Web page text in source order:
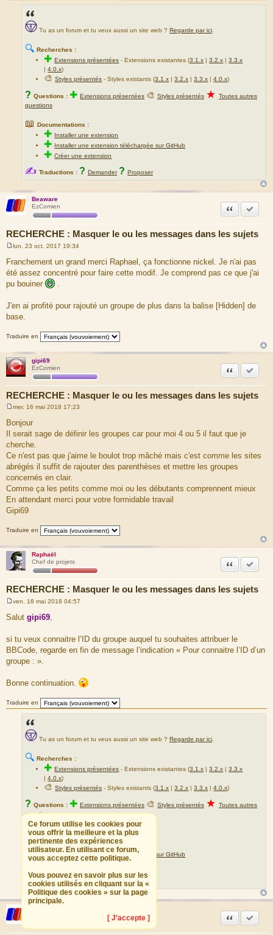
Tu as un forum et tu veux aussi un site web ? Regarde par ici.
🔍 Recherches :
✚Extensions présentées -Extensions existantes (3.1.x |3.2.x |3.3.x
|4.0.x)
🎨Styles présentés - Styles existants (3.1.x |3.2.x |3.3.x |4.0.x)
? Questions : ✚ Extensions présentées 🎨 Styles présentés ★ Toutes autres
questions
📖 Documentations :
✚ Installer une extension
✚ Installer une extension téléchargée sur GitHub
✚Créer une extension
✍ Traductions : ? Demander ? Proposer
Beaware
EzComien
RECHERCHE : Masquer le ou les messages dans les sujets
Citation
s
s
g
lun. 23 oct. 2017 19:34
Franchement un grand merci Raphael, ça fonctionne nickel. Je n'ai pas
été assez concentré pour faire cette modif. Je comprend pas ce que j'ai
pu bouiner
J'en ai profité pour rajouté un groupe de plus dans la balise [Hidden] de
base.
Traduire en
gipi69
EzComien
RECHERCHE : Masquer le ou les messages dans les sujets
Citation
s
s
g
e
mer. 16 mai 2018 17:23
Bonjour
Il serait sage de définir les groupes car pour moi 4 ou 5 il faut que je
cherche.
Ce n'est pas que j'aime le boulot trop mâché mais c'est comme les sites
abrégés il suffit de rajouter des parenthèses et mettre les groupes
concernés en clair.
Comme ça les petits comme moi ou les débutants comprennent mieux
En attendant merci pour votre formidable travail
Gipi69
Traduire en
Raphaël
Chef de projets
RECHERCHE : Masquer le ou les messages dans les sujets
Citation
e
s
a
g
e
ven. 18 mai 2018 04:57
Salut gipi69
si tu veux connaitre l’ID du groupe auquel tu souhaites attribuer le
BBCode, regarde en fin de message l’indication « Pour connaitre l’ID d’un
groupe : ».
Bonne continuation.
Traduire en
Tu as un forum et tu veux aussi un site web ? Regarde par ici
🔍 Recherches :
✚Extensions présentées -Extensions existantes (3.1.x |3.2.x |3.3.x
|4.0.x)
🎨Styles présentés - Styles existants (3.1.x |3.2.x |3.3.x |4.0.x)
? Questions : ✚ Extensions présentées 🎨 Styles présentés ★ Toutes autres
questions
📖Documentations :
✚Installer une extension
✚Installer une extension téléchargée sur GitHub
✚
✍Traductions : ?Demander ?Proposer
Citation
Ce forum utilise les cookies pour
vous offrir la meilleure et la plus
pertinente des expériences
utilisateur. En utilisant ce forum,
vous acceptez cette politique.
Vous pouvez en savoir plus sur les
cookies utilisés en cliquant sur la «
Politique des cookies » sur la page
principale.
[ J’accepte ]